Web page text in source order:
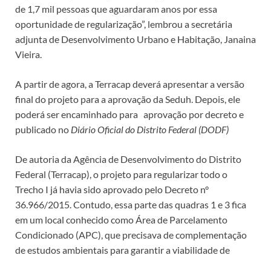
de 1,7 mil pessoas que aguardaram anos por essa
oportunidade de regularização”, lembrou a secretária
adjunta de Desenvolvimento Urbano e Habitação, Janaina
Vieira.
A partir de agora, a Terracap deverá apresentar a versão
final do projeto para a aprovação da Seduh. Depois, ele
poderá ser encaminhado para aprovação por decreto e
publicado no Diário Oficial do Distrito Federal (DODF)
De autoria da Agência de Desenvolvimento do Distrito
Federal (Terracap), o projeto para regularizar todo o
Trecho I já havia sido aprovado pelo Decreto n°
36.966/2015. Contudo, essa parte das quadras 1 e 3 fica
em um local conhecido como Área de Parcelamento
Condicionado (APC), que precisava de complementação
de estudos ambientais para garantir a viabilidade de